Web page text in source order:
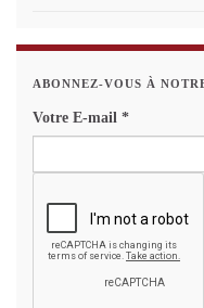
ABONNEZ-VOUS À
Votre E-mail *